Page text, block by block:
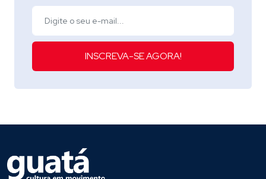
INSCREVA-SE AGORA!